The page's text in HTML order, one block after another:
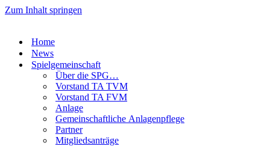
Zum Inhalt springen
Home
News
Spielgemeinschaft
Über die SPG…
Vorstand TA TVM
Vorstand TA FVM
Anlage
Gemeinschaftliche Anlagenpflege
Partner
Mitgliedsanträge